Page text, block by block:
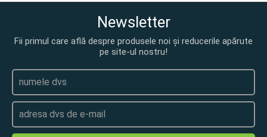
Newsletter
Fii primul care află despre produsele noi și reducerile apărute
pe site-ul nostru!